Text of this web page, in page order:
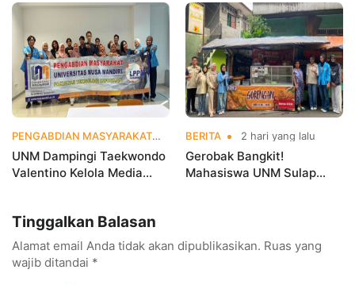
Kerja Sebelum Lulus
Indonesia Open
Championships 2026
PENGABDIAN MASYARAKAT 2 hari yang lalu
UNM Dampingi Taekwondo
Valentino Kelola Media
BERITA 2 hari yang lalu
Gerobak Bangkit!
Mahasiswa UNM Sulap
Tinggalkan Balasan
Alamat email Anda tidak akan dipublikasikan. Ruas yang
wajib ditandai *